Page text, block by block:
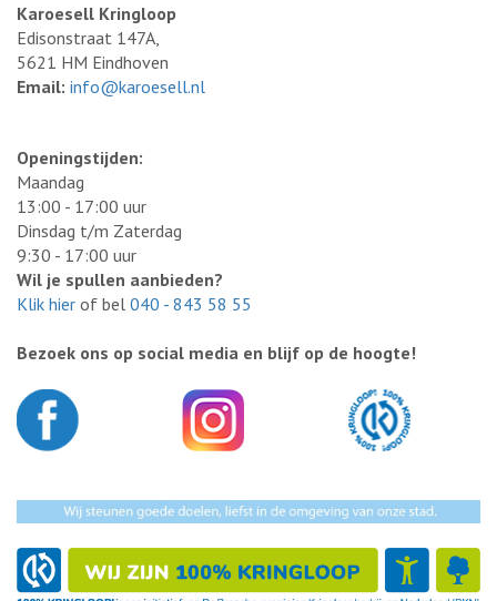
Karoesell Kringloop
Edisonstraat 147A,
5621 HM Eindhoven
Email: info@karoesell.nl
Openingstijden:
Maandag
13:00 - 17:00 uur
Dinsdag t/m Zaterdag
9:30 - 17:00 uur
Wil je spullen aanbieden?
Klik hier of bel 040 - 843 58 55
Bezoek ons op social media en blijf op de hoogte!